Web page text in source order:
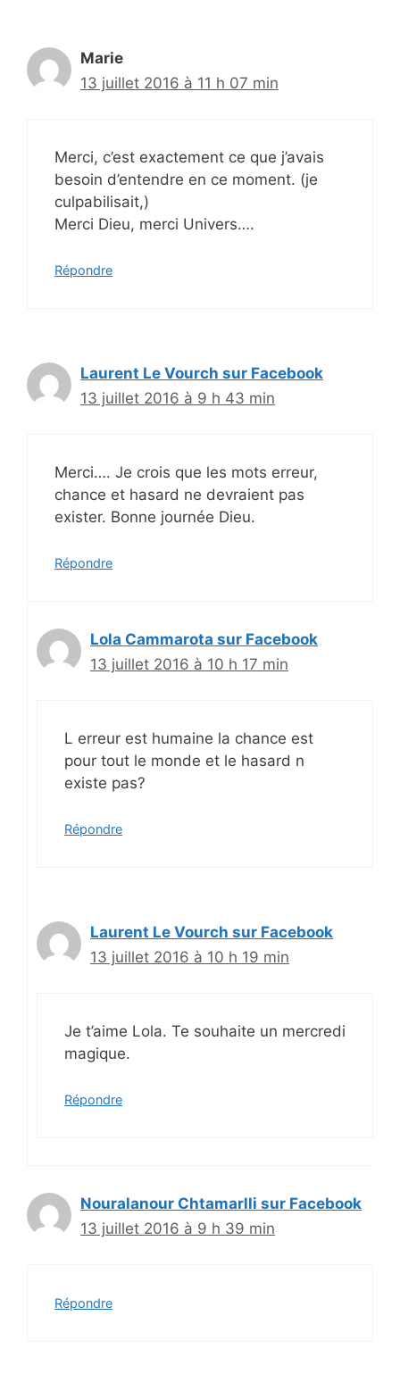
Marie
13 juillet 2016 à 11 h 07 min
Merci, c’est exactement ce que j’avais
besoin d’entendre en ce moment. (je
culpabilisait,)
Merci Dieu, merci Univers….
Répondre
Laurent Le Vourch sur Facebook
13 juillet 2016 à 9 h 43 min
Merci…. Je crois que les mots erreur,
chance et hasard ne devraient pas
exister. Bonne journée Dieu.
Répondre
Lola Cammarota sur Facebook
13 juillet 2016 à 10 h 17 min
L erreur est humaine la chance est
pour tout le monde et le hasard n
existe pas?
Répondre
Laurent Le Vourch sur Facebook
13 juillet 2016 à 10 h 19 min
Je t’aime Lola. Te souhaite un mercredi
magique.
Répondre
Nouralanour Chtamarlli sur Facebook
13 juillet 2016 à 9 h 39 min
Répondre